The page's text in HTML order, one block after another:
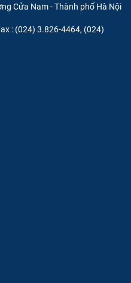
Cửa Nam - Thành phố Hà Nội
: (024) 3.826-4464, (024)